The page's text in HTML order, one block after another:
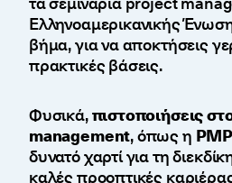
Ελληνοαμερικανικής
βήμα, για να αποκτήσεις
πρακτικές βάσεις.
Φυσικά,πιστοποιήσεις
management, όπως η PMP
δυνατό χαρτί για τη
καλές προοπτικές